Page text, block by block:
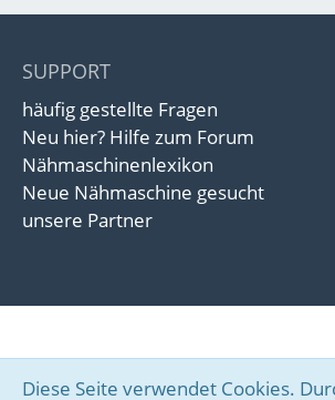
SUPPORT
häufig gestellte Fragen
Neu hier? Hilfe zum Forum
Nähmaschinenlexikon
Neue Nähmaschine gesucht
unsere Partner
Diese Seite verwendet Cookies.